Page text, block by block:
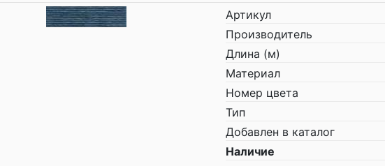
Артикул
Производитель
Длина (м)
Материал
Номер цвета
Тип
Добавлен в каталог
Наличие